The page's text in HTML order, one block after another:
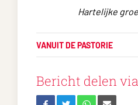
Hartelijke
VANUIT DE PASTORIE
Bericht delen